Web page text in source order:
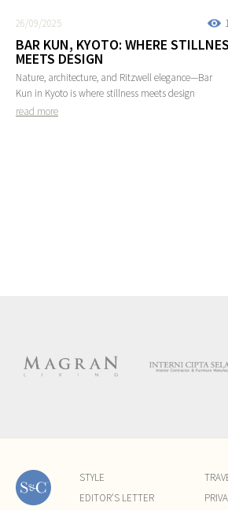
26/09/2025
BAR KUN, KYOTO: WHERE
MEETS DESIGN
Nature, architecture, and Ritzwell elegance—Bar
Kun in Kyoto is where stillness meets design
read more
STYLE
EDITOR'S LETTER